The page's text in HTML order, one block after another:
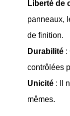
Liberté de
panneaux,
de finition.
Durabilité :
contrôlées
Unicité :
Il
mêmes.